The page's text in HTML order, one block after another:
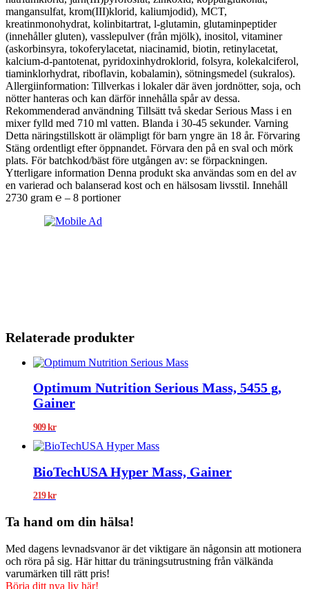
mangansulfat, krom(III)klorid, kaliumjodid), MCT,
kreatinmonohydrat, kolinbitartrat, l-glutamin, glutaminpeptider
(innehåller gluten), vasslepulver (från mjölk), inositol, vitaminer
(askorbinsyra, tokoferylacetat, niacinamid, biotin, retinylacetat,
kalcium-d-pantotenat, pyridoxinhydroklorid, folsyra, kolekalciferol,
tiaminklorhydrat, riboflavin, kobalamin), sötningsmedel (sukralos).
Allergiinformation: Tillverkas i lokaler där även jordnötter, soja, och
nötter hanteras och kan därför innehålla spår av dessa.
Rekommenderad användning Tillsätt två skedar Serious Mass i en
mixer fylld med 710 ml vatten. Blanda i 30-45 sekunder. Varning
Detta näringstillskott är olämpligt för barn yngre än 18 år. Förvaring
Stäng ordentligt efter öppnandet. Förvara den på en sval och mörk
plats. För batchkod/bäst före utgången av: se förpackningen.
Ytterligare information Denna produkt ska användas som en del av
en varierad och balanserad kost och en hälsosam livsstil. Innehåll
2730 gram ℮ – 8 portioner
Relaterade produkter
Optimum Nutrition Serious Mass, 5455 g,
Gainer
909kr
BioTechUSA Hyper Mass, Gainer
219kr
Ta hand om din hälsa!
Med dagens levnadsvanor är det viktigare än någonsin att motionera
och röra på sig. Här hittar du träningsutrustning från välkända
varumärken till rätt pris!
Börja ditt nya liv här!